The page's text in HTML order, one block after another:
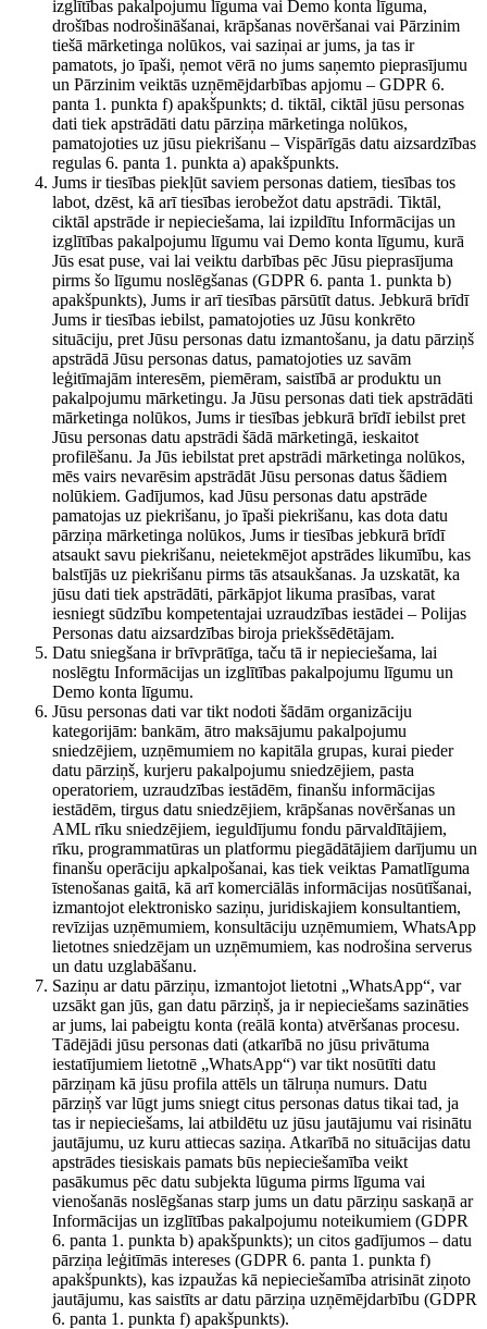
izglītības pakalpojumu līguma vai Demo konta līguma,
drošības nodrošināšanai, krāpšanas novēršanai vai Pārzinim
tiešā mārketinga nolūkos, vai saziņai ar jums, ja tas ir
pamatots, jo īpaši, ņemot vērā no jums saņemto pieprasījumu
un Pārzinim veiktās uzņēmējdarbības apjomu – GDPR 6.
panta 1. punkta f) apakšpunkts; d. tiktāl, ciktāl jūsu personas
dati tiek apstrādāti datu pārziņa mārketinga nolūkos,
pamatojoties uz jūsu piekrišanu – Vispārīgās datu aizsardzības
regulas 6. panta 1. punkta a) apakšpunkts.
Jums ir tiesības piekļūt saviem personas datiem, tiesības tos
labot, dzēst, kā arī tiesības ierobežot datu apstrādi. Tiktāl,
ciktāl apstrāde ir nepieciešama, lai izpildītu Informācijas un
izglītības pakalpojumu līgumu vai Demo konta līgumu, kurā
Jūs esat puse, vai lai veiktu darbības pēc Jūsu pieprasījuma
pirms šo līgumu noslēgšanas (GDPR 6. panta 1. punkta b)
apakšpunkts), Jums ir arī tiesības pārsūtīt datus. Jebkurā brīdī
Jums ir tiesības iebilst, pamatojoties uz Jūsu konkrēto
situāciju, pret Jūsu personas datu izmantošanu, ja datu pārziņš
apstrādā Jūsu personas datus, pamatojoties uz savām
leģitīmajām interesēm, piemēram, saistībā ar produktu un
pakalpojumu mārketingu. Ja Jūsu personas dati tiek apstrādāti
mārketinga nolūkos, Jums ir tiesības jebkurā brīdī iebilst pret
Jūsu personas datu apstrādi šādā mārketingā, ieskaitot
profilēšanu. Ja Jūs iebilstat pret apstrādi mārketinga nolūkos,
mēs vairs nevarēsim apstrādāt Jūsu personas datus šādiem
nolūkiem. Gadījumos, kad Jūsu personas datu apstrāde
pamatojas uz piekrišanu, jo īpaši piekrišanu, kas dota datu
pārziņa mārketinga nolūkos, Jums ir tiesības jebkurā brīdī
atsaukt savu piekrišanu, neietekmējot apstrādes likumību, kas
balstījās uz piekrišanu pirms tās atsaukšanas. Ja uzskatāt, ka
jūsu dati tiek apstrādāti, pārkāpjot likuma prasības, varat
iesniegt sūdzību kompetentajai uzraudzības iestādei – Polijas
Personas datu aizsardzības biroja priekšsēdētājam.
Datu sniegšana ir brīvprātīga, taču tā ir nepieciešama, lai
noslēgtu Informācijas un izglītības pakalpojumu līgumu un
Demo konta līgumu.
Jūsu personas dati var tikt nodoti šādām organizāciju
kategorijām: bankām, ātro maksājumu pakalpojumu
sniedzējiem, uzņēmumiem no kapitāla grupas, kurai pieder
datu pārziņš, kurjeru pakalpojumu sniedzējiem, pasta
operatoriem, uzraudzības iestādēm, finanšu informācijas
iestādēm, tirgus datu sniedzējiem, krāpšanas novēršanas un
AML rīku sniedzējiem, ieguldījumu fondu pārvaldītājiem,
rīku, programmatūras un platformu piegādātājiem darījumu un
finanšu operāciju apkalpošanai, kas tiek veiktas Pamatlīguma
īstenošanas gaitā, kā arī komerciālās informācijas nosūtīšanai,
izmantojot elektronisko saziņu, juridiskajiem konsultantiem,
revīzijas uzņēmumiem, konsultāciju uzņēmumiem, WhatsApp
lietotnes sniedzējam un uzņēmumiem, kas nodrošina serverus
un datu uzglabāšanu.
Saziņu ar datu pārziņu, izmantojot lietotni „WhatsApp“, var
uzsākt gan jūs, gan datu pārziņš, ja ir nepieciešams sazināties
ar jums, lai pabeigtu konta (reālā konta) atvēršanas procesu.
Tādējādi jūsu personas dati (atkarībā no jūsu privātuma
iestatījumiem lietotnē „WhatsApp“) var tikt nosūtīti datu
pārziņam kā jūsu profila attēls un tālruņa numurs. Datu
pārziņš var lūgt jums sniegt citus personas datus tikai tad, ja
tas ir nepieciešams, lai atbildētu uz jūsu jautājumu vai risinātu
jautājumu, uz kuru attiecas saziņa. Atkarībā no situācijas datu
apstrādes tiesiskais pamats būs nepieciešamība veikt
pasākumus pēc datu subjekta lūguma pirms līguma vai
vienošanās noslēgšanas starp jums un datu pārziņu saskaņā ar
Informācijas un izglītības pakalpojumu noteikumiem (GDPR
6. panta 1. punkta b) apakšpunkts); un citos gadījumos – datu
pārziņa leģitīmās intereses (GDPR 6. panta 1. punkta f)
apakšpunkts), kas izpaužas kā nepieciešamība atrisināt ziņoto
jautājumu, kas saistīts ar datu pārziņa uzņēmējdarbību (GDPR
6. panta 1. punkta f) apakšpunkts).